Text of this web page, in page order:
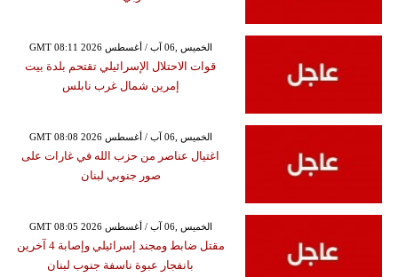
GMT 08:11 2026 الخميس ,06 آب / أغسطس
قوات الاحتلال الإسرائيلي تقتحم بلدة بيت
إمرين شمال غرب نابلس
GMT 08:08 2026 الخميس ,06 آب / أغسطس
اغتيال عناصر من حزب الله في غارات على
صور جنوبي لبنان
GMT 08:05 2026 الخميس ,06 آب / أغسطس
مقتل ضابط ومجند إسرائيلي وإصابة 4 آخرين
بانفجار عبوة ناسفة جنوب لبنان